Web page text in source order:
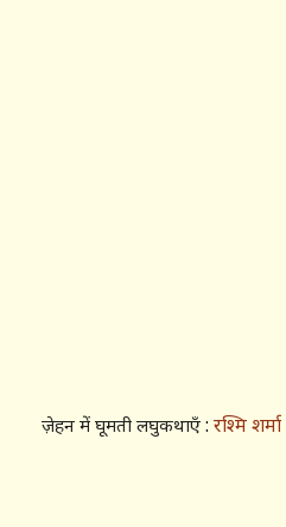
ज़ेहन में घूमती लघुकथाएँ : रश्मि शर्मा